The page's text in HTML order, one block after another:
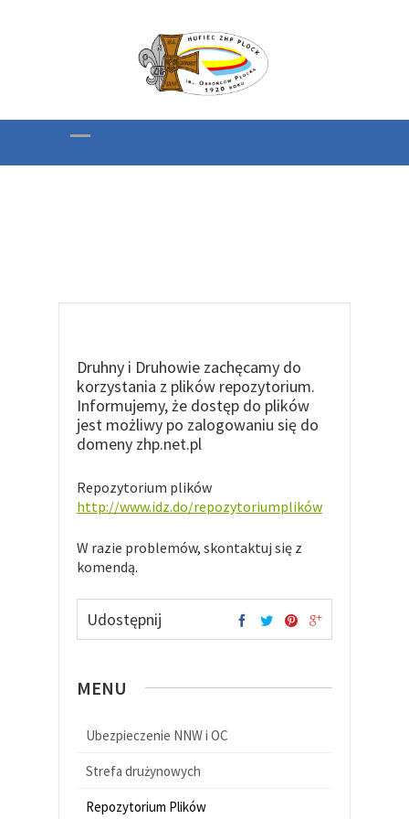
Druhny i Druhowie zachęcamy do
korzystania z plików repozytorium.
Informujemy, że dostęp do plików
jest możliwy po zalogowaniu się do
domeny zhp.net.pl
Repozytorium plików
http://www.idz.do/repozytoriumplików
W razie problemów, skontaktuj się z
komendą.
Udostępnij
MENU
Ubezpieczenie NNW i OC
Strefa drużynowych
Repozytorium Plików